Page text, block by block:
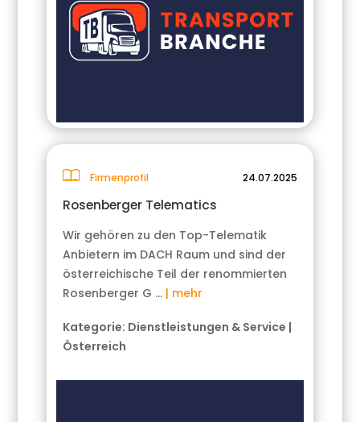
Firmenprofil 24.07.2025
Rosenberger Telematics
Wir gehören zu den Top-Telematik
Anbietern im DACH Raum und sind der
österreichische Teil der renommierten
Rosenberger G … | mehr
Kategorie: Dienstleistungen & Service |
Österreich